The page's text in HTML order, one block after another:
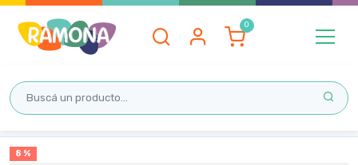
8 %